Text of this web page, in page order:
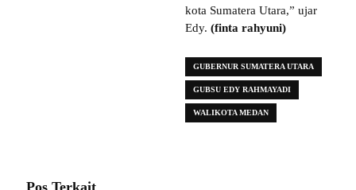
kota Sumatera Utara,” ujar
Edy. (finta rahyuni)
GUBERNUR SUMATERA UTARA
GUBSU EDY RAHMAYADI
WALIKOTA MEDAN
Pos Terkait